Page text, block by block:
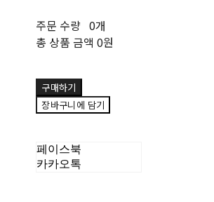
주문 수량 0개
총 상품 금액 0원
구매하기
장바구니에 담기
페이스북
카카오톡